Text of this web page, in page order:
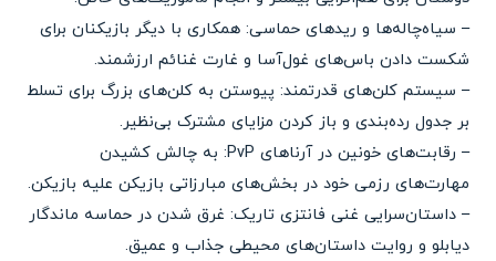
– سیاه‌چاله‌ها و ریدهای حماسی: همکاری با دیگر بازیکنان برای
شکست دادن باس‌های غول‌آسا و غارت غنائم ارزشمند.
– سیستم کلن‌های قدرتمند: پیوستن به کلن‌های بزرگ برای تسلط
بر جدول رده‌بندی و باز کردن مزایای مشترک بی‌نظیر.
– رقابت‌های خونین در آرناهای PvP: به چالش کشیدن
مهارت‌های رزمی خود در بخش‌های مبارزاتی بازیکن علیه بازیکن.
– داستان‌سرایی غنی فانتزی تاریک: غرق شدن در حماسه ماندگار
دیابلو و روایت داستان‌های محیطی جذاب و عمیق.